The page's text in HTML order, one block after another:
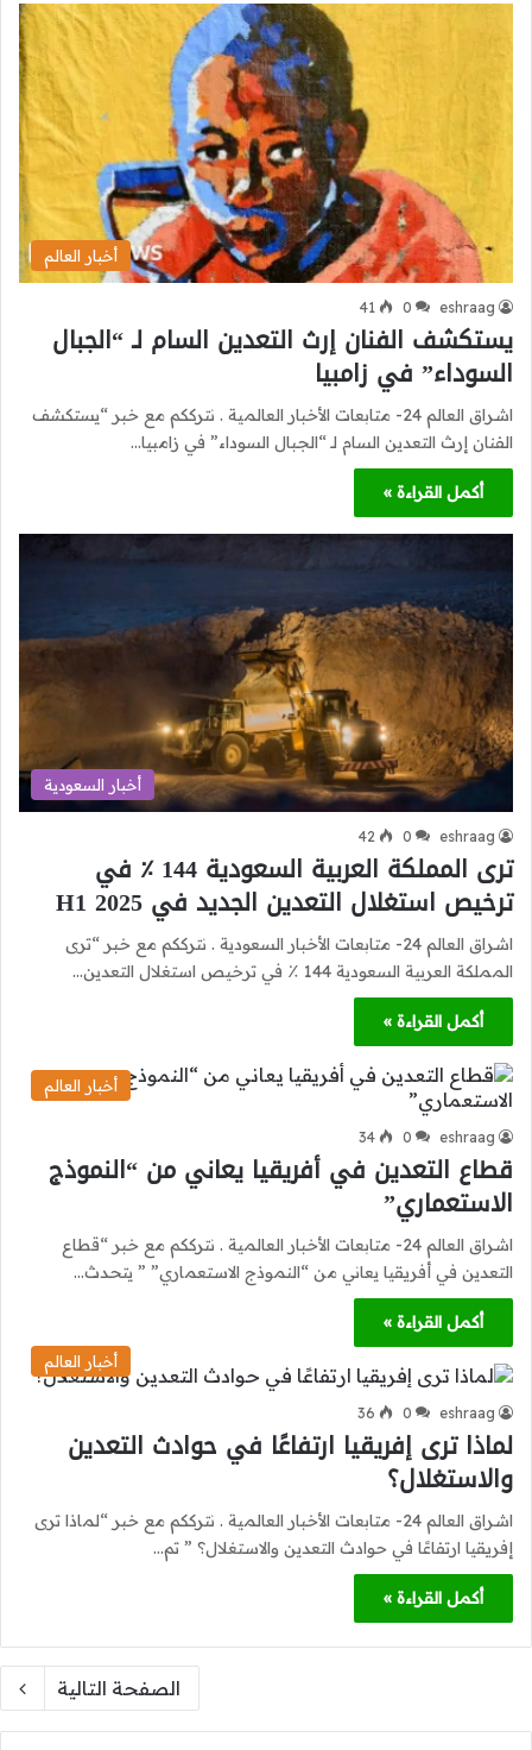
أخبار العالم
eshraag
0
41
يستكشف الفنان إرث التعدين السام لـ “الجبال
السوداء” في زامبيا
اشراق العالم 24- متابعات الأخبار العالمية . نترككم مع خبر “يستكشف
الفنان إرث التعدين السام لـ “الجبال السوداء” في زامبيا…
أكمل القراءة »
أخبار السعودية
eshraag
0
42
ترى المملكة العربية السعودية 144 ٪ في
ترخيص استغلال التعدين الجديد في H1 2025
اشراق العالم 24- متابعات الأخبار السعودية . نترككم مع خبر “ترى
المملكة العربية السعودية 144 ٪ في ترخيص استغلال التعدين…
أكمل القراءة »
أخبار العالم
eshraag
0
34
قطاع التعدين في أفريقيا يعاني من “النموذج
الاستعماري”
اشراق العالم 24- متابعات الأخبار العالمية . نترككم مع خبر “قطاع
التعدين في أفريقيا يعاني من “النموذج الاستعماري” ” يتحدث…
أكمل القراءة »
أخبار العالم
eshraag
0
36
لماذا ترى إفريقيا ارتفاعًا في حوادث التعدين
والاستغلال؟
اشراق العالم 24- متابعات الأخبار العالمية . نترككم مع خبر “لماذا ترى
إفريقيا ارتفاعًا في حوادث التعدين والاستغلال؟ ” تم…
أكمل القراءة »
الصفحة التالية